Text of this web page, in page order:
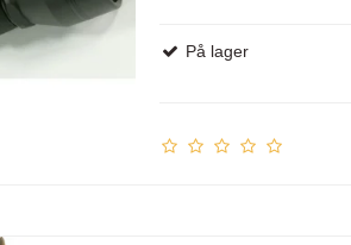
På lager